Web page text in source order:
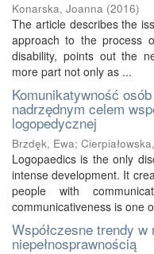
Konarska, Joanna (2016)
The article describes the
approach to the process
disability, points out the
more part not only as ...
Komunikatywność
nadrzędnym celem
logopedycznej
Brzdęk, Ewa;
Logopaedics is the only
intense development. It
people with
communicativeness is one
Współczesne trendy
niepełnosprawnością